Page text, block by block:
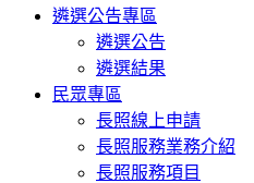
遴選公告專區
遴選公告
遴選結果
民眾專區
長照線上申請
長照服務業務介紹
長照服務項目